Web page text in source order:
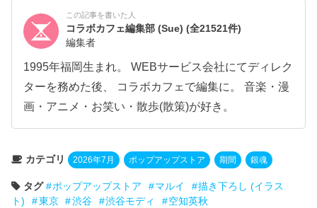
この記事を書いた人
コラボカフェ編集部 (Sue)(全21521件)
編集者
1995年福岡生まれ。 WEBサービス会社にてディレク
ターを務めた後、 コラボカフェで編集に。 音楽・漫
画・アニメ・お笑い・散歩(散策)が好き。
カテゴリ 2026年7月 ポップアップストア 期間 銀魂
タグ ポップアップストア マルイ
描き下ろし (イラス
ト)
東京 渋谷 渋谷モディ 空知英秋